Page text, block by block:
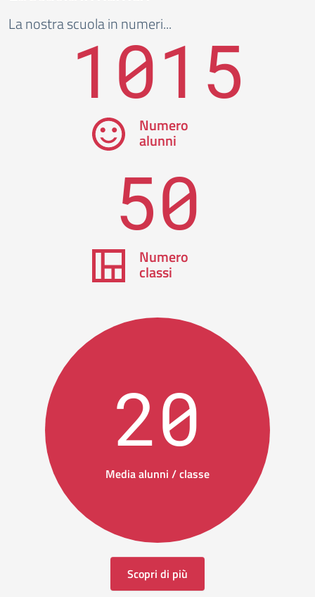
La nostra scuola in numeri...
1015
Numero
alunni
50
Numero
classi
20
Media alunni / classe
Scopri di più